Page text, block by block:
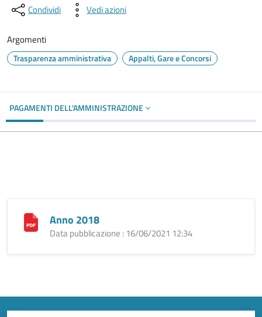
Condividi Vedi azioni
Argomenti
Trasparenza amministrativa Appalti, Gare e Concorsi
PAGAMENTI DELL'AMMINISTRAZIONE
Anno 2018
Data pubblicazione : 16/06/2021 12:34